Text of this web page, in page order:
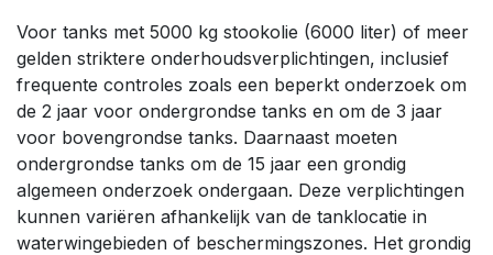
Voor tanks met 5000 kg stookolie (6000 liter) of meer
gelden striktere onderhoudsverplichtingen, inclusief
frequente controles zoals een beperkt onderzoek om
de 2 jaar voor ondergrondse tanks en om de 3 jaar
voor bovengrondse tanks. Daarnaast moeten
ondergrondse tanks om de 15 jaar een grondig
algemeen onderzoek ondergaan. Deze verplichtingen
kunnen variëren afhankelijk van de tanklocatie in
waterwingebieden of beschermingszones. Het grondig